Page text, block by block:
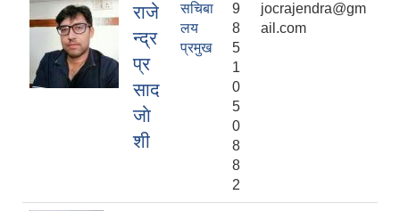
राजे
न्द्र
प्र
साद
जाे
शी
सचिबा
लय
प्रमुख
9
8
5
1
0
5
0
8
8
2
jocrajendra@gm
ail.com